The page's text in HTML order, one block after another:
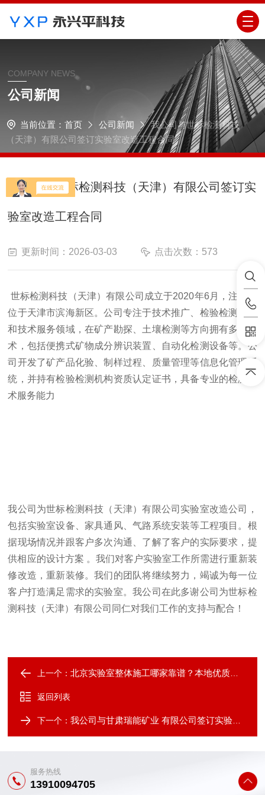
COMPANY NEWS
公司新闻
当前位置： 首页 公司新闻
我公司与世标检测科技
（天津）有限公司签订实验室改造工程合同
我公司与世标检测科技（天津）有限公司签订实
验室改造工程合同
更新时间：2026-03-03 点击次数：573
世标检测科技（天津）有限公司成立于2020年6月，注册地
位于天津市滨海新区。公司专注于技术推广、检验检测服务
和技术服务领域，在矿产勘探、土壤检测等方向拥有多项技
术，包括便携式矿物成分辨识装置、自动化检测设备等。公
司开发了矿产品化验、制样过程、质量管理等信息化管理系
统，并持有检验检测机构资质认定证书，具备专业的检测技
术服务能力
我公司为世标检测科技（天津）有限公司实验室改造公司，
包括实验室设备、家具通风、气路系统安装等工程项目。根
据现场情况并跟客户多次沟通、了解了客户的实际要求，提
供相应的设计方案 。我们对客户实验室工作所需进行重新装
修改造，重新装修。我们的团队将继续努力，竭诚为每一位
客户打造满足需求的实验室。我公司在此多谢公司为世标检
测科技（天津）有限公司同仁对我们工作的支持与配合！
上一个：北京实验室整体施工哪家靠谱？本地优质企业盘点
返回列表
下一个：我公司与甘肃瑞能矿业 有限公司签订实验室装修、仪器设备采购合同
服务热线
13910094705